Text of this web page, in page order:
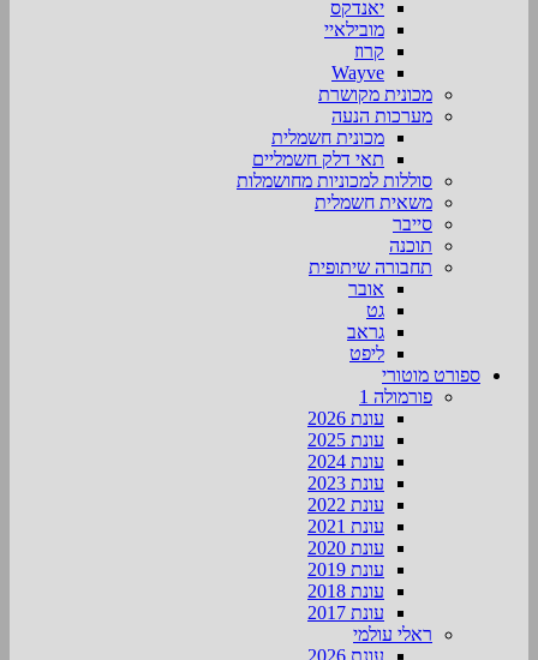
יאנדקס
מובילאיי
קרוז
Wayve
מכונית מקושרת
מערכות הנעה
מכונית חשמלית
תאי דלק חשמליים
סוללות למכוניות מחושמלות
משאית חשמלית
סייבר
תוכנה
תחבורה שיתופית
אובר
גט
גראב
ליפט
ספורט מוטורי
פורמולה 1
עונת 2026
עונת 2025
עונת 2024
עונת 2023
עונת 2022
עונת 2021
עונת 2020
עונת 2019
עונת 2018
עונת 2017
ראלי עולמי
עונת 2026